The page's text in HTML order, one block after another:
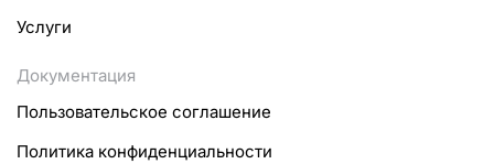
Услуги
Документация
Пользовательское соглашение
Политика конфиденциальности